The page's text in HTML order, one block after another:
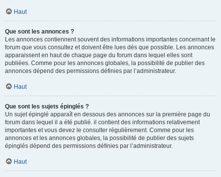
Haut
Que sont les annonces ?
Les annonces contiennent souvent des informations importantes concernant le
forum que vous consultez et doivent être lues dès que possible. Les annonces
apparaissent en haut de chaque page du forum dans lequel elles sont
publiées. Comme pour les annonces globales, la possibilité de publier des
annonces dépend des permissions définies par l’administrateur.
Haut
Que sont les sujets épinglés ?
Un sujet épinglé apparaît en dessous des annonces sur la première page du
forum dans lequel il a été publié. il contient des informations relativement
importantes et vous devez le consulter régulièrement. Comme pour les
annonces et les annonces globales, la possibilité de publier des sujets
épinglés dépend des permissions définies par l’administrateur.
Haut